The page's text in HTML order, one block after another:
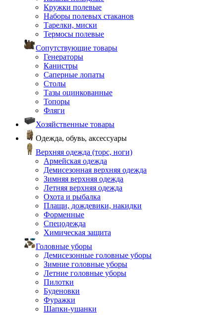
Кружки полевые
Наборы полевых стаканов
Тарелки, миски
Термосы полевые
Сопутствующие товары
Генераторы
Канистры
Саперные лопаты
Столы
Тазы оцинкованные
Топоры
Фляги
Хозяйственные товары
Одежда, обувь, аксессуары
Верхняя одежда (торс, ноги)
Армейская одежда
Демисезонная верхняя одежда
Зимняя верхняя одежда
Летняя верхняя одежда
Охота и рыбалка
Плащи, дождевики, накидки
Форменные
Спецодежда
Химическая защита
Головные уборы
Демисезонные головные уборы
Зимние головные уборы
Летние головные уборы
Пилотки
Буденовки
Фуражки
Шапки-ушанки